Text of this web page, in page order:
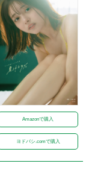
Amazonで購入
ヨドバシ.comで購入